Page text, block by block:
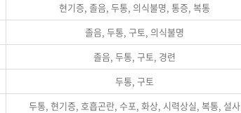
현기증, 졸음, 두통, 의식불명, 통증, 복통
졸음, 두통, 구토, 의식불명
졸음, 두통, 구토, 경련
두통, 구토
두통, 현기증, 호흡곤란, 수포, 화상, 시력상실, 복통, 설사